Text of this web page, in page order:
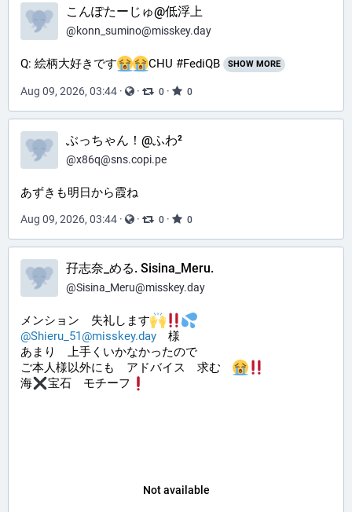
こんぽたーじゅ@低浮上
@konn_sumino@misskey.day
Q: 絵柄大好きです CHU #FediQB SHOW MORE
Aug 09, 2026, 03:44 · · 0 · 0
ぶっちゃん！@ふわ²
@x86q@sns.copi.pe
あずきも明日から霞ね
Aug 09, 2026, 03:44 · · 0 · 0
孖志奈_める. Sisina_Meru.
@Sisina_Meru@misskey.day
メンション 失礼します
@Shieru_51@misskey.day 様
あまり 上手くいかなかったので
ご本人様以外にも アドバイス 求む
海
宝石 モチーフ
Not available